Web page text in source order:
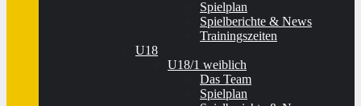
Spielplan
Spielberichte & News
Trainingszeiten
U18
U18/1 weiblich
Das Team
Spielplan